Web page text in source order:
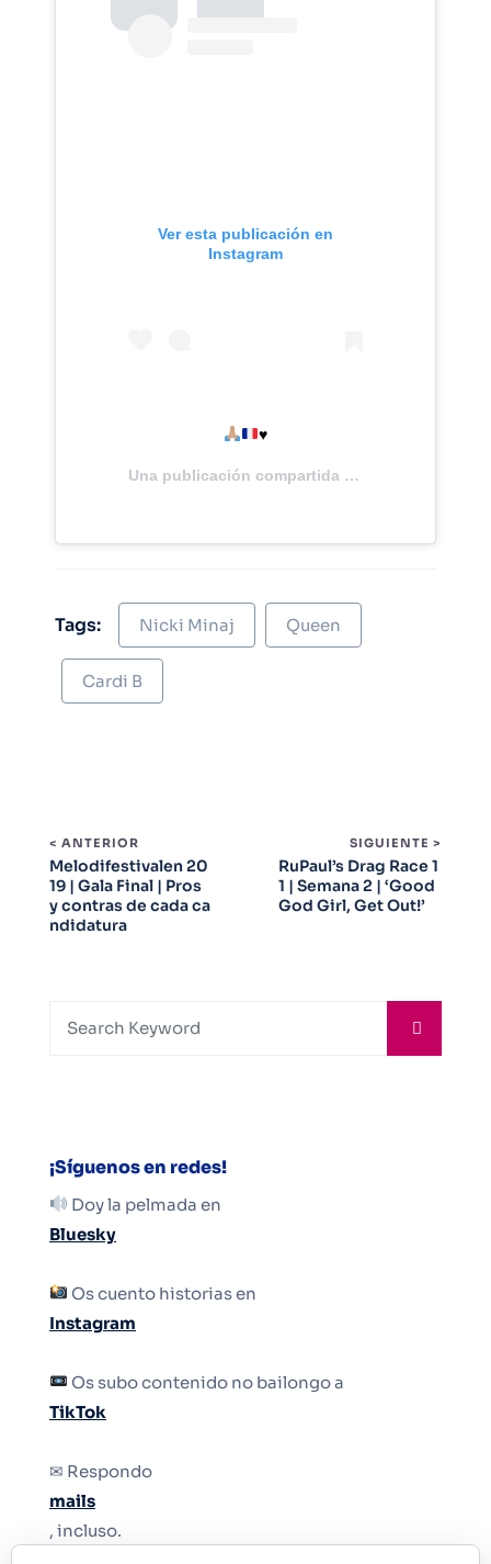
Ver esta publicación en
Instagram
♥️
Una publicación compartida de
Tags: Nicki Minaj Queen
Cardi B
< ANTERIOR
Melodifestivalen 20
19 | Gala Final | Pros
y contras de cada ca
ndidatura
SIGUIENTE >
RuPaul’s Drag Race 1
1 | Semana 2 | ‘Good
God Girl, Get Out!’
¡Síguenos en redes!
Doy la pelmada en
Bluesky
Os cuento historias en
Instagram
Os subo contenido no bailongo a
TikTok
✉ Respondo
mails
, incluso.